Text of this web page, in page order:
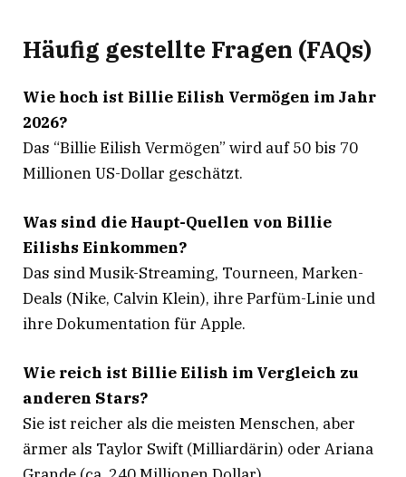
Häufig gestellte Fragen (FAQs)
Wie hoch ist Billie Eilish Vermögen im Jahr
2026?
Das “Billie Eilish Vermögen” wird auf 50 bis 70
Millionen US-Dollar geschätzt.
Was sind die Haupt-Quellen von Billie
Eilishs Einkommen?
Das sind Musik-Streaming, Tourneen, Marken-
Deals (Nike, Calvin Klein), ihre Parfüm-Linie und
ihre Dokumentation für Apple.
Wie reich ist Billie Eilish im Vergleich zu
anderen Stars?
Sie ist reicher als die meisten Menschen, aber
ärmer als Taylor Swift (Milliardärin) oder Ariana